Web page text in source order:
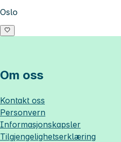
Oslo
Om oss
Kontakt oss
Personvern
Informasjonskapsler
Tilgjengelighetserklæring